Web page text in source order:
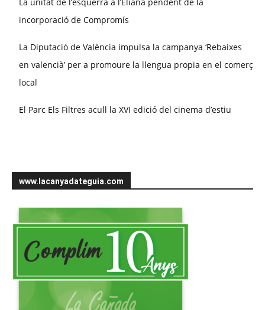
incorporació de Compromís
La Diputació de València impulsa la campanya ‘Rebaixes
en valencià’ per a promoure la llengua propia en el comerç
local
El Parc Els Filtres acull la XVI edició del cinema d’estiu
www.lacanyadateguia.com